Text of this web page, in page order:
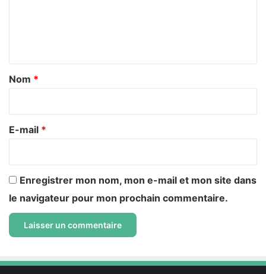
a
r
e
Nom *
E-mail *
Enregistrer mon nom, mon e-mail et mon site dans
le navigateur pour mon prochain commentaire.